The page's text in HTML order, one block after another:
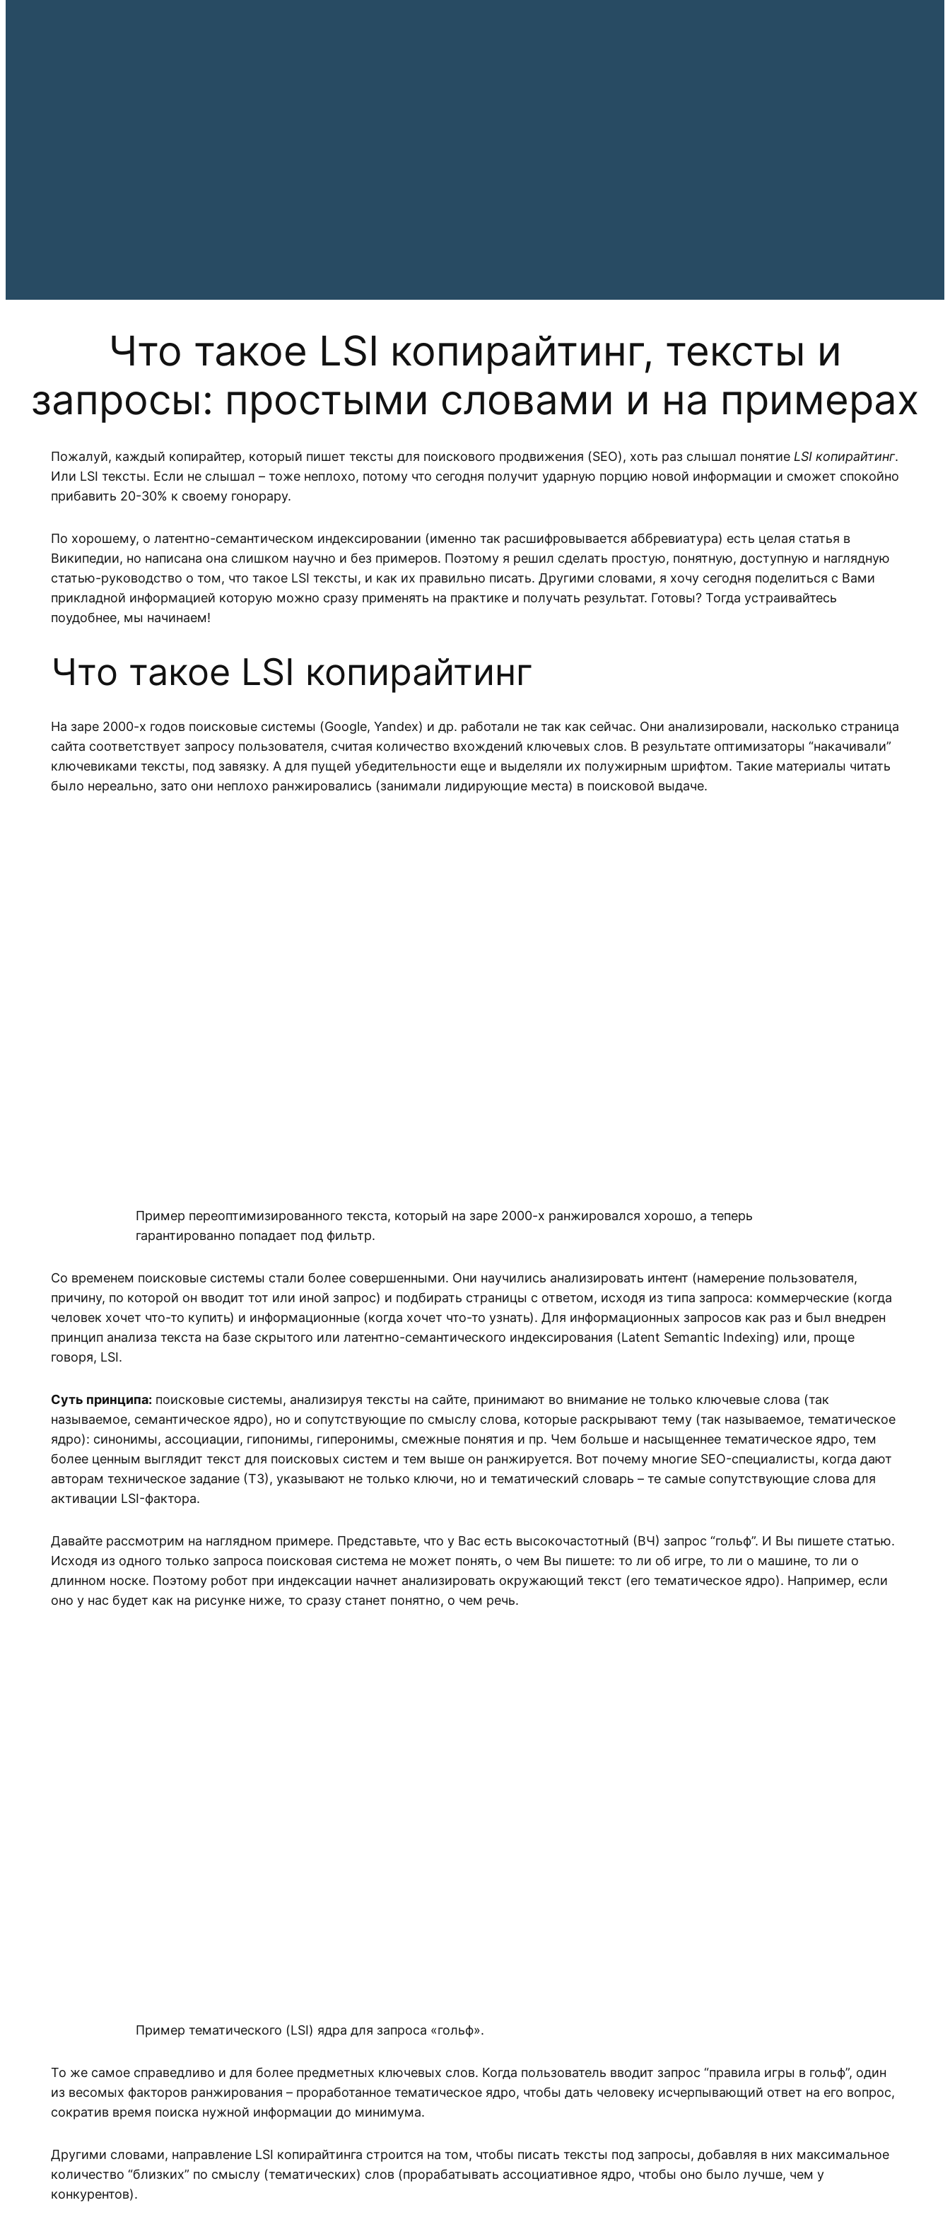
Что такое LSI копирайтинг, тексты и
запросы: простыми словами и на примерах
Пожалуй, каждый копирайтер, который пишет тексты для поискового продвижения (SEO), хоть раз слышал понятие LSI копирайтинг.
Или LSI тексты. Если не слышал – тоже неплохо, потому что сегодня получит ударную порцию новой информации и сможет спокойно
прибавить 20-30% к своему гонорару.
По хорошему, о латентно-семантическом индексировании (именно так расшифровывается аббревиатура) есть целая статья в
Википедии, но написана она слишком научно и без примеров. Поэтому я решил сделать простую, понятную, доступную и наглядную
статью-руководство о том, что такое LSI тексты, и как их правильно писать. Другими словами, я хочу сегодня поделиться с Вами
прикладной информацией которую можно сразу применять на практике и получать результат. Готовы? Тогда устраивайтесь
поудобнее, мы начинаем!
Что такое LSI копирайтинг
На заре 2000-х годов поисковые системы (Google, Yandex) и др. работали не так как сейчас. Они анализировали, насколько страница
сайта соответствует запросу пользователя, считая количество вхождений ключевых слов. В результате оптимизаторы “накачивали”
ключевиками тексты, под завязку. А для пущей убедительности еще и выделяли их полужирным шрифтом. Такие материалы читать
было нереально, зато они неплохо ранжировались (занимали лидирующие места) в поисковой выдаче.
Пример переоптимизированного текста, который на заре 2000-х ранжировался хорошо, а теперь
гарантированно попадает под фильтр.
Со временем поисковые системы стали более совершенными. Они научились анализировать интент (намерение пользователя,
причину, по которой он вводит тот или иной запрос) и подбирать страницы с ответом, исходя из типа запроса: коммерческие (когда
человек хочет что-то купить) и информационные (когда хочет что-то узнать). Для информационных запросов как раз и был внедрен
принцип анализа текста на базе скрытого или латентно-семантического индексирования (Latent Semantic Indexing) или, проще
говоря, LSI.
Суть принципа: поисковые системы, анализируя тексты на сайте, принимают во внимание не только ключевые слова (так
называемое, семантическое ядро), но и сопутствующие по смыслу слова, которые раскрывают тему (так называемое, тематическое
ядро): синонимы, ассоциации, гипонимы, гиперонимы, смежные понятия и пр. Чем больше и насыщеннее тематическое ядро, тем
более ценным выглядит текст для поисковых систем и тем выше он ранжируется. Вот почему многие SEO-специалисты, когда дают
авторам техническое задание (ТЗ), указывают не только ключи, но и тематический словарь – те самые сопутствующие слова для
активации LSI-фактора.
Давайте рассмотрим на наглядном примере. Представьте, что у Вас есть высокочастотный (ВЧ) запрос “гольф”. И Вы пишете статью.
Исходя из одного только запроса поисковая система не может понять, о чем Вы пишете: то ли об игре, то ли о машине, то ли о
длинном носке. Поэтому робот при индексации начнет анализировать окружающий текст (его тематическое ядро). Например, если
оно у нас будет как на рисунке ниже, то сразу станет понятно, о чем речь.
Пример тематического (LSI) ядра для запроса «гольф».
То же самое справедливо и для более предметных ключевых слов. Когда пользователь вводит запрос “правила игры в гольф”, один
из весомых факторов ранжирования – проработанное тематическое ядро, чтобы дать человеку исчерпывающий ответ на его вопрос,
сократив время поиска нужной информации до минимума.
Другими словами, направление LSI копирайтинга строится на том, чтобы писать тексты под запросы, добавляя в них максимальное
количество “близких” по смыслу (тематических) слов (прорабатывать ассоциативное ядро, чтобы оно было лучше, чем у
конкурентов).